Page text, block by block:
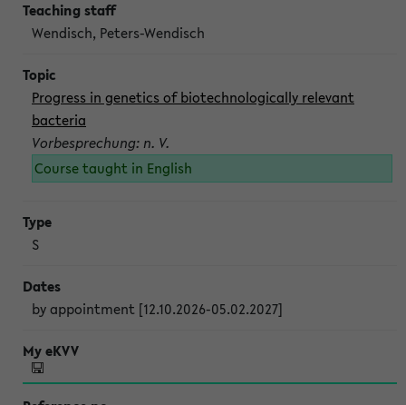
Wendisch, Peters-Wendisch
Progress in genetics of biotechnologically relevant
bacteria
Vorbesprechung: n. V.
Course taught in English
S
by appointment [12.10.2026-05.02.2027]